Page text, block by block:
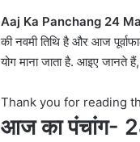
Aaj Ka Panchang 24
की नवमी तिथि है और आज
योग माना जाता है. आइए जानते
Thank you for reading
आज का पंचांग-